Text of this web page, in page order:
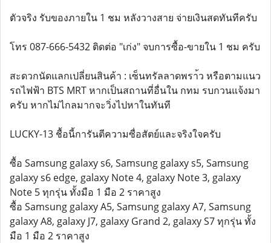
ตัวจริง รับของภายใน 1 ชม หลังวางสาย จ่ายเงินสดทันทีครับ
โทร 087-666-5432 ติดต่อ "เก่ง" จบการซื้อ-ขายใน 1 ชม ครับ
สะดวกนัดแลกเปลี่ยนสินค้า : เซ็นทรัลลาดพรา้ว หรือตามแนว
รถไฟฟ้า BTS MRT หากเป็นสถานที่อื่นใน กทม รบกวนแจ้งมา
ครับ หากไม่ไกลมากจะวิ่งไปหาในทันที
LUCKY-13 ชื้อนี้การันตีความซื่อสัตย์และจริงใจครับ
ซื้อ Samsung galaxy s6, Samsung galaxy s5, Samsung
galaxy s6 edge, galaxy Note 4, galaxy Note 3, galaxy
Note 5 ทุกรุ่น ทั้งมือ 1 มือ 2 ราคาสูง
ซื้อ Samsung galaxy A5, Samsung galaxy A7, Samsung
galaxy A8, galaxy J7, galaxy Grand 2, galaxy S7 ทุกรุ่น ทั้ง
มือ 1 มือ 2 ราคาสูง